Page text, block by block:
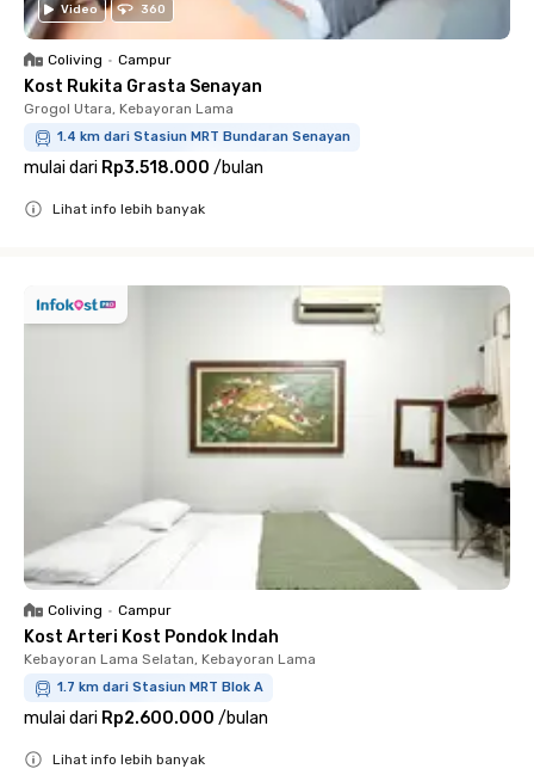
Video 360
Coliving • Campur
Kost Rukita Grasta Senayan
Grogol Utara, Kebayoran Lama
1.4 km dari Stasiun MRT Bundaran Senayan
mulai dari Rp3.518.000 /bulan
Lihat info lebih banyak
Coliving • Campur
Kost Arteri Kost Pondok Indah
Kebayoran Lama Selatan, Kebayoran Lama
1.7 km dari Stasiun MRT Blok A
mulai dari Rp2.600.000 /bulan
Lihat info lebih banyak